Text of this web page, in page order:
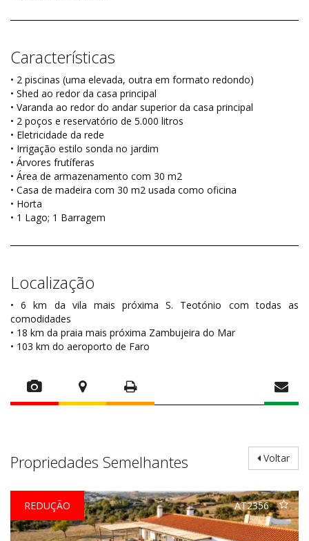
Características
• 2 piscinas (uma elevada, outra em formato redondo)
• Shed ao redor da casa principal
• Varanda ao redor do andar superior da casa principal
• 2 poços e reservatório de 5.000 litros
• Eletricidade da rede
• Irrigação estilo sonda no jardim
• Árvores frutíferas
• Área de armazenamento com 30 m2
• Casa de madeira com 30 m2 usada como oficina
• Horta
• 1 Lago; 1 Barragem
Localização
• 6 km da vila mais próxima S. Teotónio com todas as
comodidades
• 18 km da praia mais próxima Zambujeira do Mar
• 103 km do aeroporto de Faro
Voltar
Propriedades Semelhantes
AT2356
REDUÇÃO